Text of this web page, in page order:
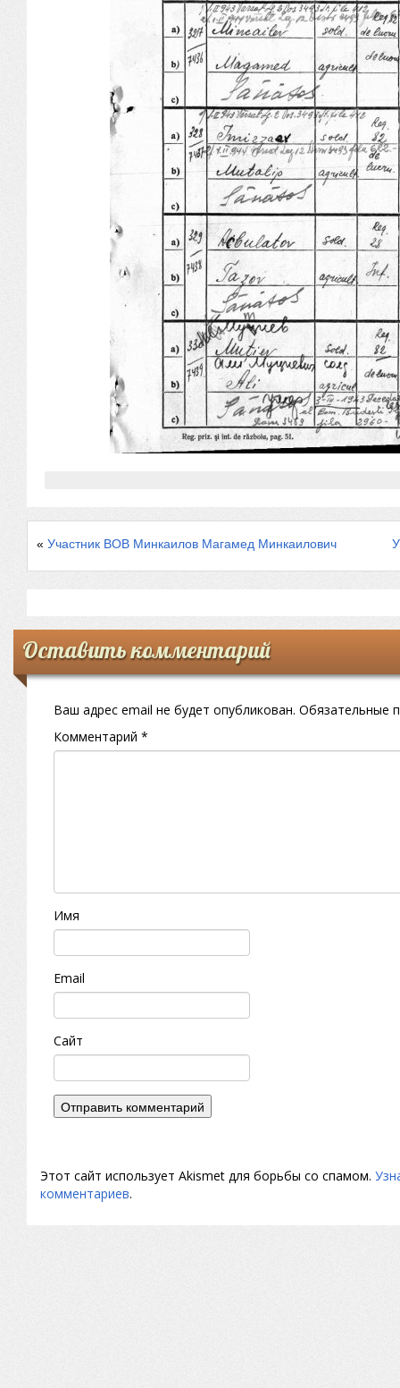
« Участник ВОВ Минкаилов Магамед Минкаилович
Оставить комментарий
Ваш адрес email не будет опубликован. Обязательные
Комментарий *
Имя
Email
Сайт
Этот сайт использует Akismet для борьбы со спамом.
комментариев.